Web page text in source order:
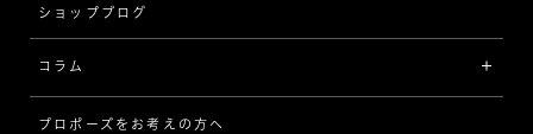
V字
[セッテイングから選ぶ]
ソリテール
ブライダルアイテム
ショップブログ
コラム
インタビュー
プロポーズをお考えの方へ